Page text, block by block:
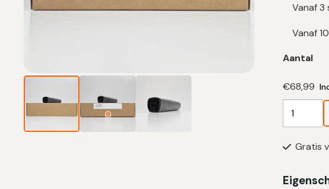
Vanaf 3
Vanaf
Aantal
€68,99
Liter
LDPE
Gratis